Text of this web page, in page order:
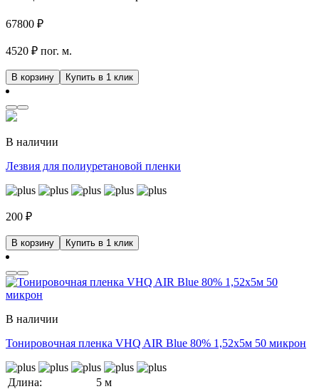
67800 ₽
4520 ₽ пог. м.
В корзину Купить в 1 клик
В наличии
Лезвия для полиуретановой пленки
200 ₽
В корзину Купить в 1 клик
В наличии
Тонировочная пленка VHQ AIR Blue 80% 1,52x5м 50 микрон
Длина:
5 м